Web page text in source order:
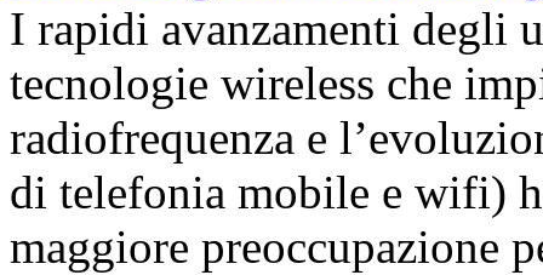
I rapidi avanzamenti degli
tecnologie wireless che
radiofrequenza e
di telefonia mobile e wifi)
maggiore preoccupazione